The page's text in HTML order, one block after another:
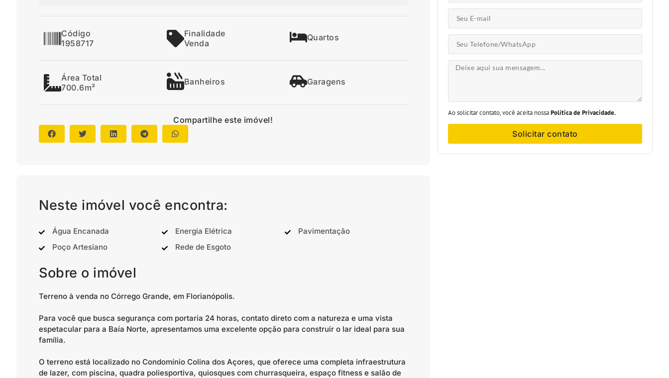
Código
1958717
Finalidade
Venda
Quartos
Área Total
700.6m²
Banheiros Garagens
Compartilhe este imóvel!
Neste imóvel você encontra:
Água Encanada Energia Elétrica
Pavimentação
Poço Artesiano
Rede de Esgoto
Sobre o imóvel
Terreno à venda no Córrego Grande, em Florianópolis.
Para você que busca segurança com portaria 24 horas, contato direto com a natureza e uma vista
espetacular para a Baía Norte, apresentamos uma excelente opção para construir o lar ideal para sua
família.
O terreno está localizado no Condomínio Colina dos Açores, que oferece uma completa infraestrutura
de lazer, com piscina, quadra poliesportiva, quiosques com churrasqueira, espaço fitness e salão de
Ao solicitar contato, você aceita nossaPolítica de Privacidade.
Solicitar contato